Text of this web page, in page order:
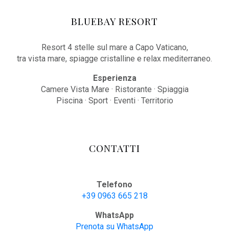
BLUEBAY RESORT
Resort 4 stelle sul mare a Capo Vaticano,
tra vista mare, spiagge cristalline e relax mediterraneo.
Esperienza
Camere Vista Mare · Ristorante · Spiaggia
Piscina · Sport · Eventi · Territorio
CONTATTI
Telefono
+39 0963 665 218
WhatsApp
Prenota su WhatsApp